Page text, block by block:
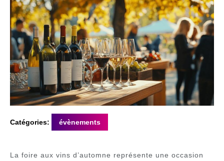
Catégories: évènements
La foire aux vins d’automne représente une occasion